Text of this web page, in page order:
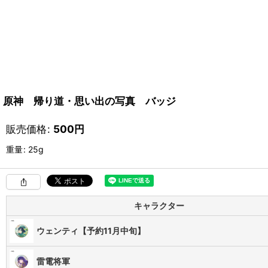
原神 帰り道・思い出の写真 バッジ
販売価格: 500円
重量: 25g
キャラクター
ウェンティ【予約11月中旬】
雷電将軍